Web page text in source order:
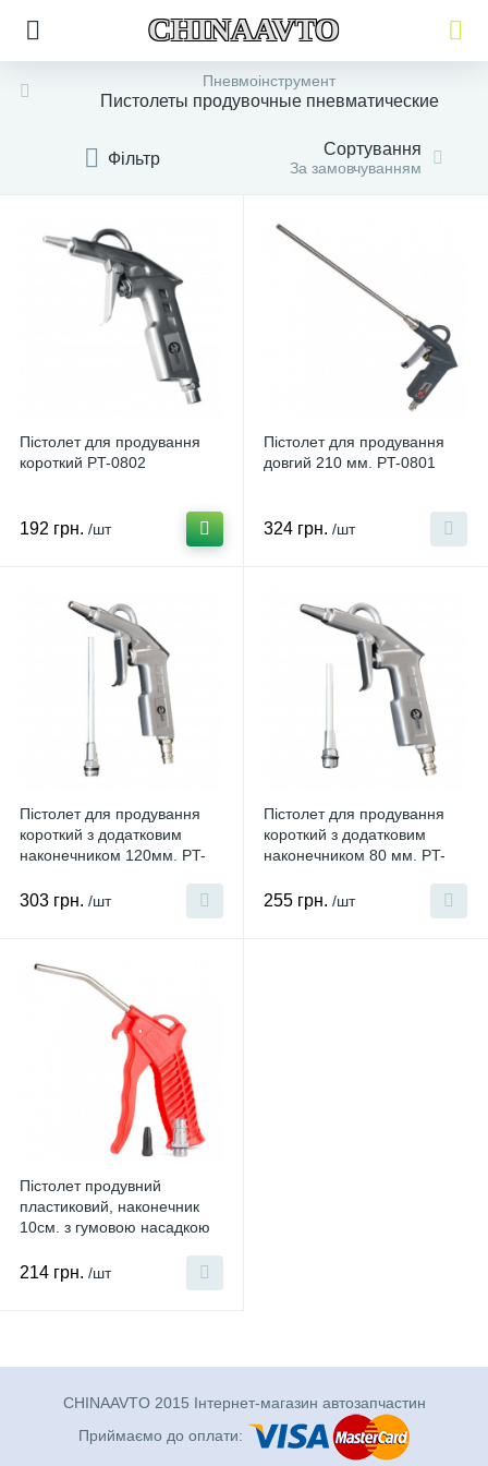
CHINAAVTO
Пневмоінструмент
Пистолеты продувочные пневматические
Фільтр Сортування
За замовчуванням
Пістолет для продування
короткий PT-0802
192 грн. /шт
Пістолет для продування
довгий 210 ​​мм. PT-0801
324 грн. /шт
Пістолет для продування
короткий з додатковим
наконечником 120мм. PT-
303 грн. /шт
Пістолет для продування
короткий з додатковим
наконечником 80 мм. PT-
255 грн. /шт
Пістолет продувний
пластиковий, наконечник
10см. з гумовою насадкою
214 грн. /шт
CHINAAVTO 2015 Інтернет-магазин автозапчастин
Приймаємо до оплати: